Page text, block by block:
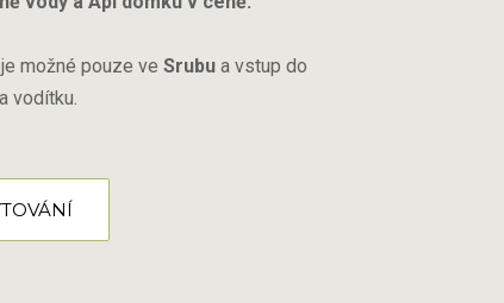
je možné pouze ve Srubu a vstup do
vodítku.